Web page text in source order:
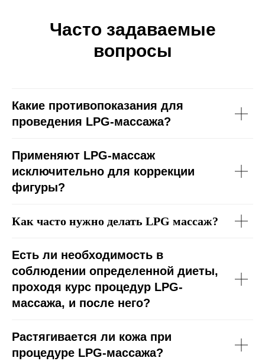
Часто задаваемые
вопросы
Какие противопоказания для
проведения LPG-массажа?
Применяют LPG-массаж
исключительно для коррекции
фигуры?
Как часто нужно делать LPG массаж?
Есть ли необходимость в
соблюдении определенной диеты,
проходя курс процедур LPG-
массажа, и после него?
Растягивается ли кожа при
процедуре LPG-массажа?